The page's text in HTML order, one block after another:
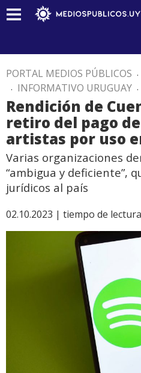
PORTAL MEDIOS PÚBLICOS .
. INFORMATIVO URUGUAY .
Rendición de
retiro del pago
artistas por uso
Varias organizaciones
“ambigua y deficiente”,
jurídicos al país
02.10.2023 | tiempo de